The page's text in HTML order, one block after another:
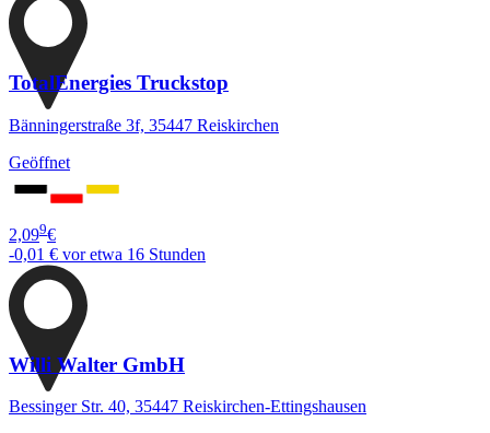
TotalEnergies Truckstop
Bänningerstraße 3f, 35447 Reiskirchen
Geöffnet
2,099€
-0,01 € vor etwa 16 Stunden
Willi Walter GmbH
Bessinger Str. 40, 35447 Reiskirchen-Ettingshausen